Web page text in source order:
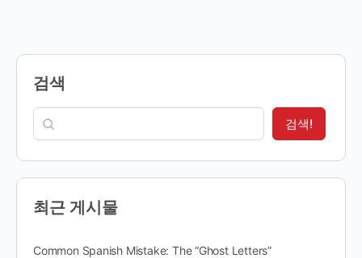
검색
검색!
최근 게시물
Common Spanish Mistake: The “Ghost Letters”